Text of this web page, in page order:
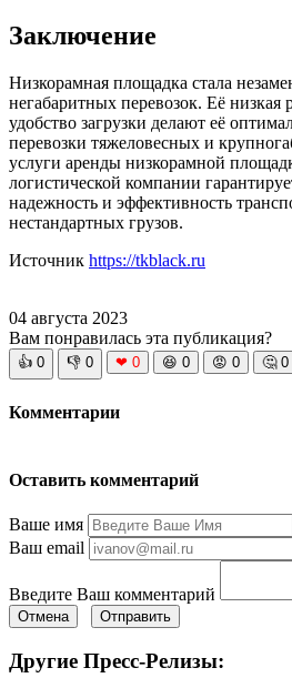
Заключение
Низкорамная площадка стала
негабаритных перевозок. Её низкая
удобство загрузки делают её
перевозки тяжеловесных и
услуги аренды низкорамной
логистической компании
надежность и эффективность
нестандартных грузов.
Источник https://tkblack.ru
04 августа 2023
Вам понравилась эта публикация?
👍 0 👎 0 ❤ 0 😆 0 😡 0 🤔 0
Комментарии
Оставить комментарий
Ваше имя
Ваш email
Введите Ваш комментарий
Отмена Отправить
Другие Пресс-Релизы: